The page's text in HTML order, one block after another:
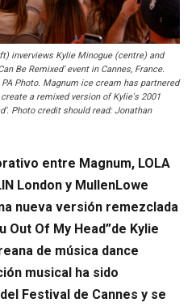
inverviews Kylie Minogue (centre) and
Be Remixed’ event in Cannes, France.
Photo. Magnum ice cream has partnered
a remixed version of Kylie's 2001
Photo credit should read: Jonathan
entre Magnum, LOLA
London y MullenLowe
nueva versión remezclada
Out Of My Head”de Kylie
de música dance
musical ha sido
Festival de Cannes y se